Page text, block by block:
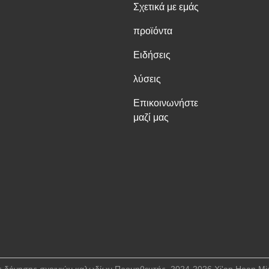
Σχετικά με εμάς
προϊόντα
Ειδήσεις
λύσεις
Επικοινωνήστε
μαζί μας